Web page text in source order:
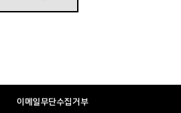
이메일무단수집거부